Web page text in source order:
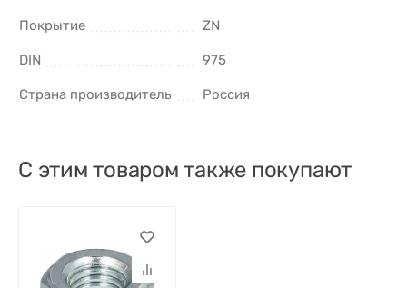
Покрытие ZN
DIN 975
Страна производитель Россия
С этим товаром также покупают